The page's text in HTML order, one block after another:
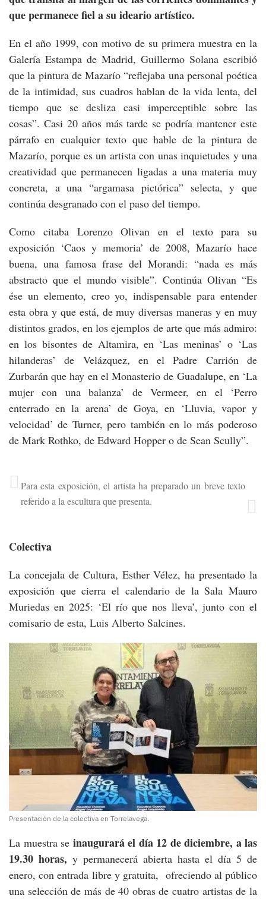
que permanece fiel a su ideario artístico.
En el año 1999, con motivo de su primera muestra en la
Galería Estampa de Madrid, Guillermo Solana escribió
que la pintura de Mazarío “reflejaba una personal poética
de la intimidad, sus cuadros hablan de la vida lenta, del
tiempo que se desliza casi imperceptible sobre las
cosas”. Casi 20 años más tarde se podría mantener este
párrafo en cualquier texto que hable de la pintura de
Mazarío, porque es un artista con unas inquietudes y una
creatividad que permanecen ligadas a una materia muy
concreta, a una “argamasa pictórica” selecta, y que
continúa desgranado con el paso del tiempo.
Como citaba Lorenzo Olivan en el texto para su
exposición ‘Caos y memoria’ de 2008, Mazarío hace
buena, una famosa frase del Morandi: “nada es más
abstracto que el mundo visible”. Continúa Olivan “Es
ése un elemento, creo yo, indispensable para entender
esta obra y que está, de muy diversas maneras y en muy
distintos grados, en los ejemplos de arte que más admiro:
en los bisontes de Altamira, en ‘Las meninas’ o ‘Las
hilanderas’ de Velázquez, en el Padre Carrión de
Zurbarán que hay en el Monasterio de Guadalupe, en ‘La
mujer con una balanza’ de Vermeer, en el ‘Perro
enterrado en la arena’ de Goya, en ‘Lluvia, vapor y
velocidad’ de Turner, pero también en lo más poderoso
de Mark Rothko, de Edward Hopper o de Sean Scully”.
Para esta exposición, el artista ha preparado un breve texto
referido a la escultura que presenta.
Colectiva
La concejala de Cultura, Esther Vélez, ha presentado la
exposición que cierra el calendario de la Sala Mauro
Muriedas en 2025: ‘El río que nos lleva’, junto con el
comisario de esta, Luis Alberto Salcines.
Presentación de la colectiva en Torrelavega.
La muestra se inaugurará el día 12 de diciembre, a las
19.30 horas, y permanecerá abierta hasta el día 5 de
enero, con entrada libre y gratuita, ofreciendo al público
una selección de más de 40 obras de cuatro artistas de la